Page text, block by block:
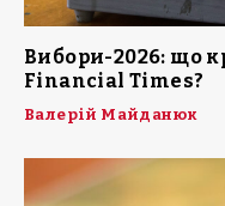
Вибори-2026: що
Financial Times?
Валерій Майданюк